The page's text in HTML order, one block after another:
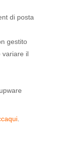
di posta
gestito
variare il